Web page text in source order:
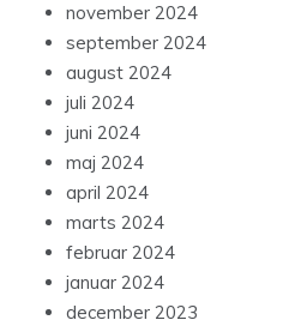
november 2024
september 2024
august 2024
juli 2024
juni 2024
maj 2024
april 2024
marts 2024
februar 2024
januar 2024
december 2023